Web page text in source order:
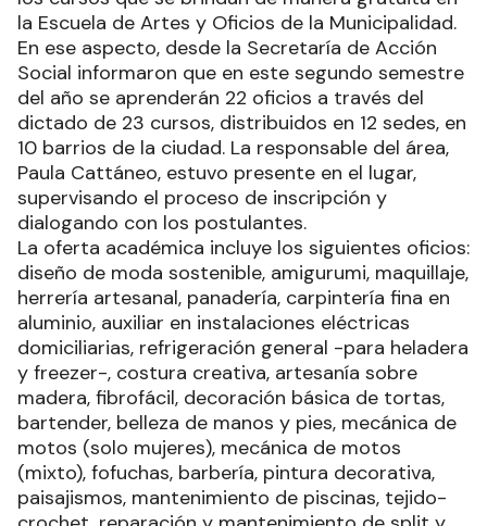
la Escuela de Artes y Oficios de la Municipalidad.
En ese aspecto, desde la Secretaría de Acción
Social informaron que en este segundo semestre
del año se aprenderán 22 oficios a través del
dictado de 23 cursos, distribuidos en 12 sedes, en
10 barrios de la ciudad. La responsable del área,
Paula Cattáneo, estuvo presente en el lugar,
supervisando el proceso de inscripción y
dialogando con los postulantes.
La oferta académica incluye los siguientes oficios:
diseño de moda sostenible, amigurumi, maquillaje,
herrería artesanal, panadería, carpintería fina en
aluminio, auxiliar en instalaciones eléctricas
domiciliarias, refrigeración general -para heladera
y freezer-, costura creativa, artesanía sobre
madera, fibrofácil, decoración básica de tortas,
bartender, belleza de manos y pies, mecánica de
motos (solo mujeres), mecánica de motos
(mixto), fofuchas, barbería, pintura decorativa,
paisajismos, mantenimiento de piscinas, tejido-